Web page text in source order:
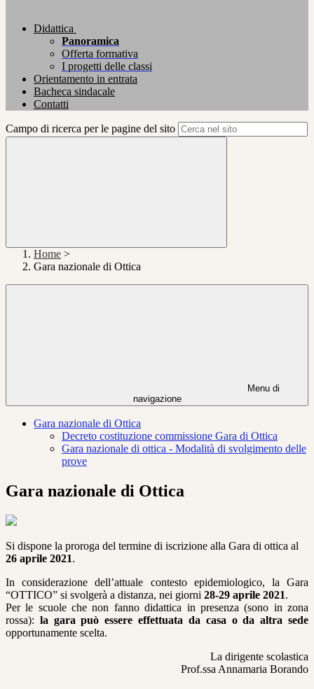
Didattica
Panoramica
Offerta formativa
I progetti delle classi
Orientamento in entrata
Bacheca sindacale
Contatti
Campo di ricerca per le pagine del sito
Home >
Gara nazionale di Ottica
Menu di
navigazione
Gara nazionale di Ottica
Decreto costituzione commissione Gara di Ottica
Gara nazionale di ottica - Modalità di svolgimento delle
prove
Gara nazionale di Ottica
Si dispone la proroga del termine di iscrizione alla Gara di ottica al
26 aprile 2021.
In considerazione dell’attuale contesto epidemiologico, la Gara
“OTTICO” si svolgerà a distanza, nei giorni 28-29 aprile 2021.
Per le scuole che non fanno didattica in presenza (sono in zona
rossa): la gara può essere effettuata da casa o da altra sede
opportunamente scelta.
La dirigente scolastica
Prof.ssa Annamaria Borando